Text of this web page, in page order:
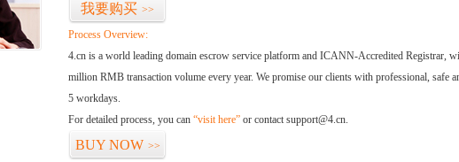
我要购买 >>
Process Overview:
4.cn is a world leading domain escrow service platform and ICANN-Accredited Registrar,
million RMB transaction volume every year. We promise our clients with professional, safe
5 workdays.
For detailed process, you can “visit here” or contact support@4.cn.
BUY NOW >>